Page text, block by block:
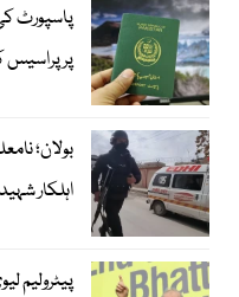
پاسپورٹ
پر پراسیس
بولان؛
اہلکار شہید
پیٹرولیم